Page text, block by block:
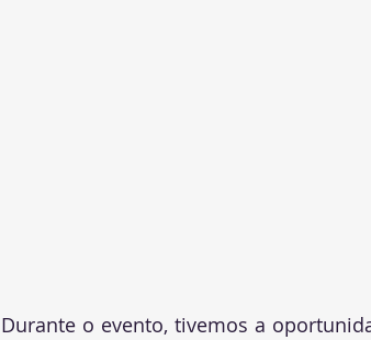
Durante o evento, tivemos a